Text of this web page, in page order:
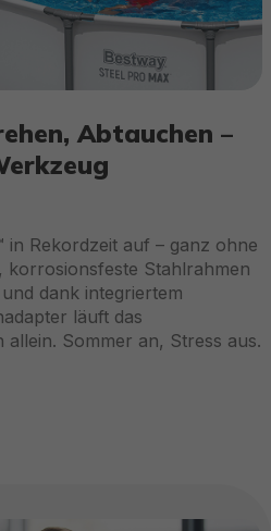
Abtauchen –
in Rekordzeit auf – ganz ohne
korrosionsfeste Stahlrahmen
dank integriertem
läuft das
Sommer an, Stress aus.